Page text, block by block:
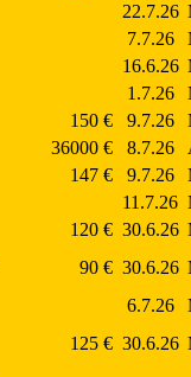
22.7.26
7.7.26
16.6.26
1.7.26
150 € 9.7.26
36000 € 8.7.26
147 € 9.7.26
11.7.26
120 € 30.6.26
90 € 30.6.26
6.7.26
125 € 30.6.26